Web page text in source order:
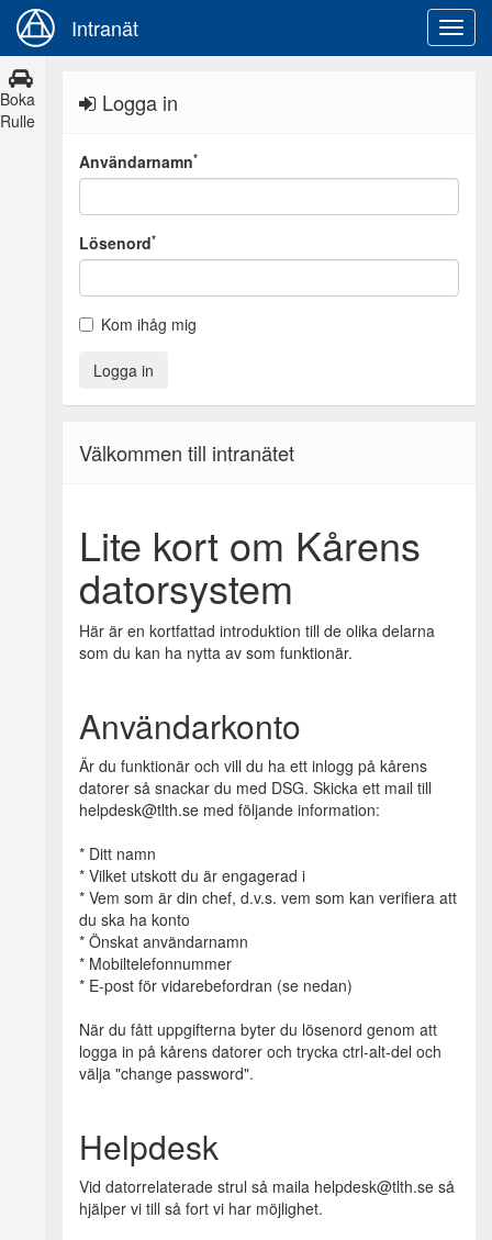
Intranät
Boka
Rulle
Logga in
Användarnamn*
Lösenord*
Kom ihåg mig
Välkommen till intranätet
Lite kort om Kårens
datorsystem
Här är en kortfattad introduktion till de olika delarna
som du kan ha nytta av som funktionär.
Användarkonto
Är du funktionär och vill du ha ett inlogg på kårens
datorer så snackar du med DSG. Skicka ett mail till
helpdesk@tlth.se med följande information:
* Ditt namn
* Vilket utskott du är engagerad i
* Vem som är din chef, d.v.s. vem som kan verifiera att
du ska ha konto
* Önskat användarnamn
* Mobiltelefonnummer
* E-post för vidarebefordran (se nedan)
När du fått uppgifterna byter du lösenord genom att
logga in på kårens datorer och trycka ctrl-alt-del och
välja "change password".
Helpdesk
Vid datorrelaterade strul så maila helpdesk@tlth.se så
hjälper vi till så fort vi har möjlighet.